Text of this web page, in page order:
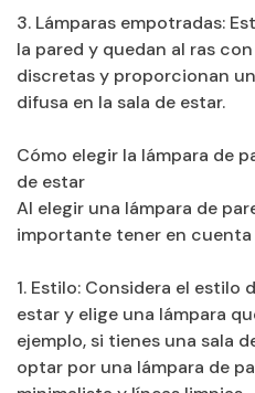
3. Lámparas empotradas:
la pared y quedan al ras
discretas y proporcionan
difusa en la sala de estar.
Cómo elegir la lámpara de
de estar
Al elegir una lámpara de
importante tener en
1. Estilo: Considera el
estar y elige una lámpara
ejemplo, si tienes una sala
optar por una lámpara de